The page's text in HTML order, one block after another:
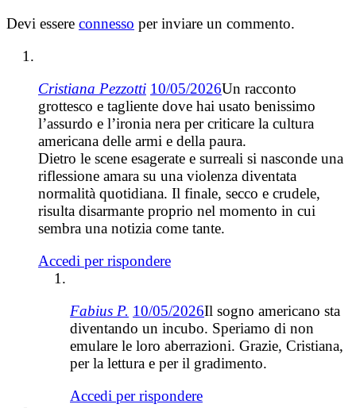
Devi essere connesso per inviare un commento.
Cristiana Pezzotti 10/05/2026Un racconto
grottesco e tagliente dove hai usato benissimo
l’assurdo e l’ironia nera per criticare la cultura
americana delle armi e della paura.
Dietro le scene esagerate e surreali si nasconde una
riflessione amara su una violenza diventata
normalità quotidiana. Il finale, secco e crudele,
risulta disarmante proprio nel momento in cui
sembra una notizia come tante.
Accedi per rispondere
Fabius P. 10/05/2026Il sogno americano sta
diventando un incubo. Speriamo di non
emulare le loro aberrazioni. Grazie, Cristiana,
per la lettura e per il gradimento.
Accedi per rispondere